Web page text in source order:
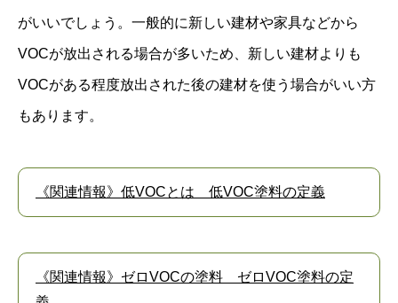
がいいでしょう。一般的に新しい建材や家具などから
VOCが放出される場合が多いため、新しい建材よりも
VOCがある程度放出された後の建材を使う場合がいい方
もあります。
《関連情報》低VOCとは 低VOC塗料の定義
《関連情報》ゼロVOCの塗料 ゼロVOC塗料の定